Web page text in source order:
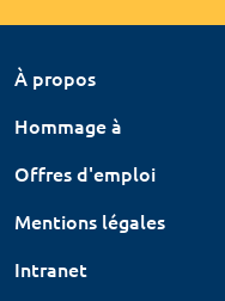
À propos
Hommage à
Offres d'emploi
Mentions légales
Intranet